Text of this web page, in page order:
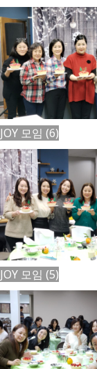
JOY 모임 (6)
JOY 모임 (5)